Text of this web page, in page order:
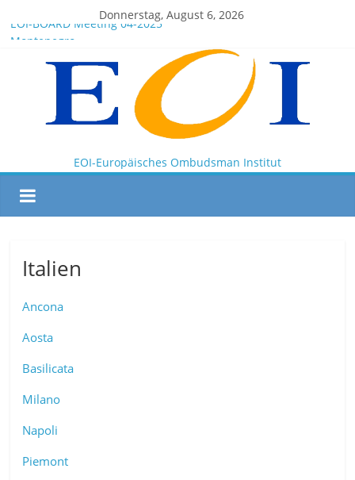
Donnerstag, August 6, 2026
EOI-BOARD Meeting 04-2025
Montenegro
News for members of the EOI
EOI – General ASSEMBLY 2025 10 28
President Milkov participated in the Doha Conference on
Artificial Intelligence and Human Rights
EOI-Europäisches Ombudsman Institut
Italien
Ancona
Aosta
Basilicata
Milano
Napoli
Piemont